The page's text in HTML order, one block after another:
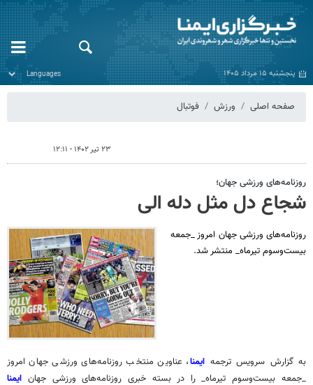
پنجشنبه ۱۵ مرداد ۱۴۰۵
صفحه اصلی ورزش فوتبال
۲۳ تیر ۱۴۰۲ - ۱۲:۱۱
روزنامه‌های ورزشی جهان؛
شجاع دل مثل دله الی
روزنامه‌های ورزشی جهان امروز _جمعه
بیست‌وسوم تیرماه_ منتشر شد.
به گزارش سرویس ترجمه ایمنا، عناوین منتخب روزنامه‌های ورزشی جهان امروز
_جمعه بیست‌وسوم تیرماه_ را در بسته خبری روزنامه‌های ورزشی جهان ایمنا